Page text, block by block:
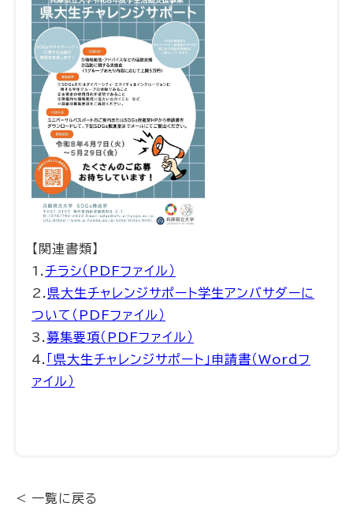
【関連書類】
1. チラシ（PDFファイル）
2. 県大生チャレンジサポート学生アンバサダーに
ついて（PDFファイル）
3.募集要項（PDFファイル）
4.
「県大生チャレンジサポート」申請書（Wordフ
ァイル）
< 一覧に戻る